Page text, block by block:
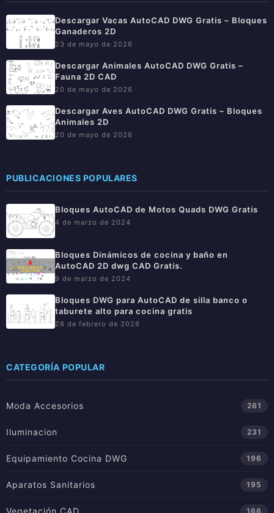
Descargar Vacas AutoCAD DWG Gratis – Bloques
Ganaderos 2D
23 de mayo de 2026
Descargar Animales AutoCAD DWG Gratis –
Fauna 2D CAD
20 de mayo de 2026
Descargar Aves AutoCAD DWG Gratis – Bloques
Animales 2D
20 de mayo de 2026
PUBLICACIONES POPULARES
Bloques AutoCAD de Motos Quads DWG Gratis
4 de marzo de 2024
Bloques Dinámicos de cocina y baño en
AutoCAD 2D dwg CAD Gratis.
9 de marzo de 2024
Bloques DWG para AutoCAD de silla banco o
taburete alto para cocina gratis
28 de febrero de 2026
CATEGORÍA POPULAR
Moda Accesorios 261
Iluminacion 231
Equipamiento Cocina DWG 196
Aparatos Sanitarios 195
166